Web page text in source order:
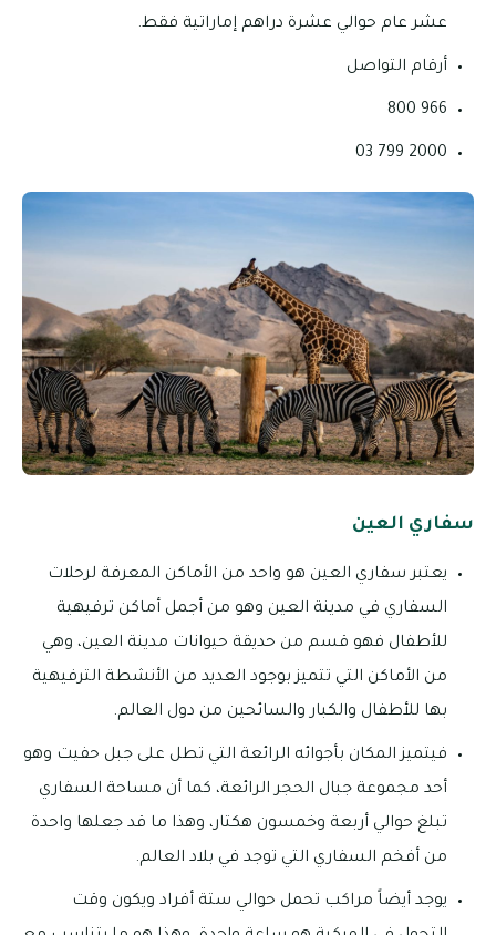
عشر عام حوالي عشرة دراهم إماراتية فقط.
أرقام التواصل
966 800
2000 799 03
سفاري العين
يعتبر سفاري العين هو واحد من الأماكن المعرفة لرحلات
السفاري في مدينة العين وهو من أجمل أماكن ترفيهية
للأطفال فهو قسم من حديقة حيوانات مدينة العين، وهي
من الأماكن التي تتميز بوجود العديد من الأنشطة الترفيهية
بها للأطفال والكبار والسائحين من دول العالم.
فيتميز المكان بأجوائه الرائعة التي تطل على جبل حفيت وهو
أحد مجموعة جبال الحجر الرائعة، كما أن مساحة السفاري
تبلغ حوالي أربعة وخمسون هكتار، وهذا ما قد جعلها واحدة
من أفخم السفاري التي توجد في بلاد العالم.
يوجد أيضاً مراكب تحمل حوالي ستة أفراد ويكون وقت